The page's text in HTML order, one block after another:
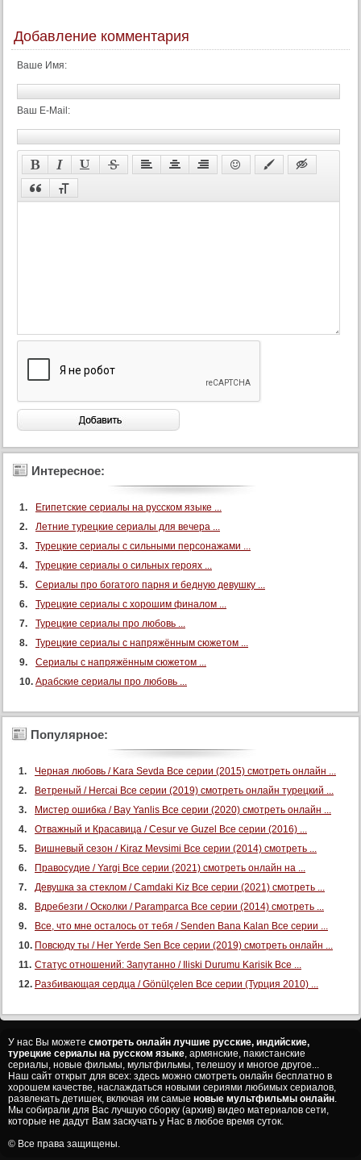
Добавление комментария
Ваше Имя:
Ваш E-Mail:
Интересное:
Египетские сериалы на русском языке ...
Летние турецкие сериалы для вечера ...
Турецкие сериалы с сильными персонажами ...
Турецкие сериалы о сильных героях ...
Сериалы про богатого парня и бедную девушку ...
Турецкие сериалы с хорошим финалом ...
Турецкие сериалы про любовь ...
Турецкие сериалы с напряжённым сюжетом ...
Сериалы с напряжённым сюжетом ...
Арабские сериалы про любовь ...
Популярное:
Черная любовь / Kara Sevda Все серии (2015) смотреть онлайн ...
Ветреный / Hercai Все серии (2019) смотреть онлайн турецкий ...
Мистер ошибка / Bay Yanlis Все серии (2020) смотреть онлайн ...
Отважный и Красавица / Cesur ve Guzel Все серии (2016) ...
Вишневый сезон / Kiraz Mevsimi Все серии (2014) смотреть ...
Правосудие / Yargi Все серии (2021) смотреть онлайн на ...
Девушка за стеклом / Camdaki Kiz Все серии (2021) смотреть ...
Вдребезги / Осколки / Paramparca Все серии (2014) смотреть ...
Все, что мне осталось от тебя / Senden Bana Kalan Все серии ...
Повсюду ты / Her Yerde Sen Все серии (2019) смотреть онлайн ...
Статус отношений: Запутанно / Iliski Durumu Karisik Все ...
Разбивающая сердца / Gönülçelen Все серии (Турция 2010) ...
У нас Вы можете смотреть онлайн лучшие русские, индийские,
турецкие сериалы на русском языке, армянские, пакистанские
сериалы, новые фильмы, мультфильмы, телешоу и многое другое...
Наш сайт открыт для всех: здесь можно смотреть онлайн бесплатно в
хорошем качестве, наслаждаться новыми сериями любимых сериалов,
развлекать детишек, включая им самые новые мультфильмы онлайн.
Мы собирали для Вас лучшую сборку (архив) видео материалов сети,
которые не дадут Вам заскучать у Нас в любое время суток.
© Все права защищены.